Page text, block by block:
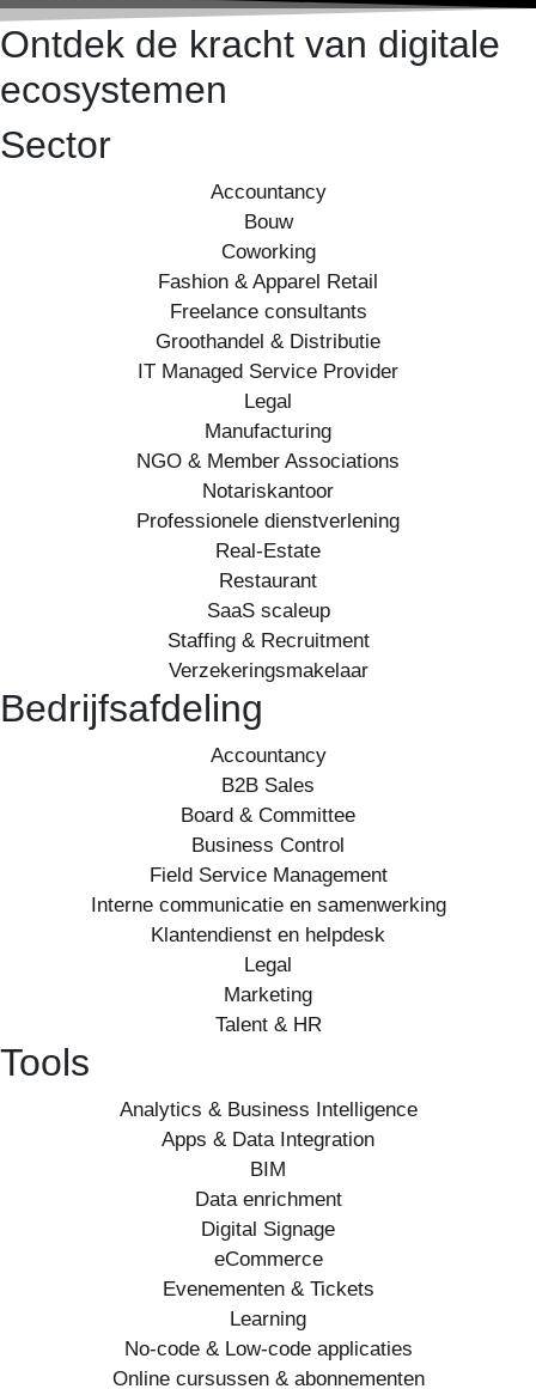
Ontdek de kracht van digitale
ecosystemen
Sector
Accountancy
Bouw
Coworking
Fashion & Apparel Retail
Freelance consultants
Groothandel & Distributie
IT Managed Service Provider
Legal
Manufacturing
NGO & Member Associations
Notariskantoor
Professionele dienstverlening
Real-Estate
Restaurant
SaaS scaleup
Staffing & Recruitment
Verzekeringsmakelaar
Bedrijfsafdeling
Accountancy
B2B Sales
Board & Committee
Business Control
Field Service Management
Interne communicatie en samenwerking
Klantendienst en helpdesk
Legal
Marketing
Talent & HR
Tools
Analytics & Business Intelligence
Apps & Data Integration
BIM
Data enrichment
Digital Signage
eCommerce
Evenementen & Tickets
Learning
No-code & Low-code applicaties
Online cursussen & abonnementen